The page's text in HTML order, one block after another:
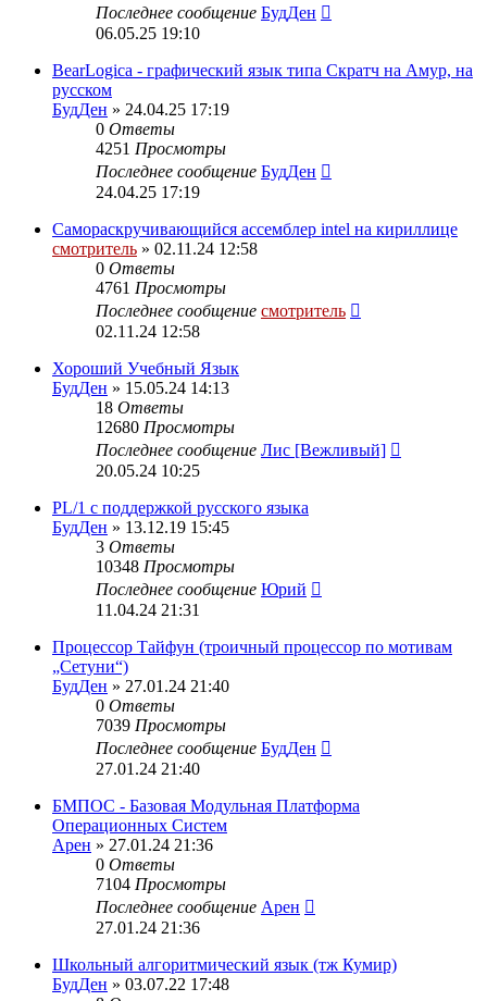
Последнее сообщение БудДен
06.05.25 19:10
BearLogica - графический язык типа Скратч на Амур, на
русском
БудДен » 24.04.25 17:19
0 Ответы
4251 Просмотры
Последнее сообщение БудДен
24.04.25 17:19
Самораскручивающийся ассемблер intel на кириллице
смотритель » 02.11.24 12:58
0 Ответы
4761 Просмотры
Последнее сообщение смотритель
02.11.24 12:58
Хороший Учебный Язык
БудДен » 15.05.24 14:13
18 Ответы
12680 Просмотры
Последнее сообщение Лис [Вежливый]
20.05.24 10:25
PL/1 с поддержкой русского языка
БудДен » 13.12.19 15:45
3 Ответы
10348 Просмотры
Последнее сообщение Юрий
11.04.24 21:31
Процессор Тайфун (троичный процессор по мотивам
„Сетуни“)
БудДен » 27.01.24 21:40
0 Ответы
7039 Просмотры
Последнее сообщение БудДен
27.01.24 21:40
БМПОС - Базовая Модульная Платформа
Операционных Систем
Арен » 27.01.24 21:36
0 Ответы
7104 Просмотры
Последнее сообщение Арен
27.01.24 21:36
Школьный алгоритмический язык (тж Кумир)
БудДен » 03.07.22 17:48